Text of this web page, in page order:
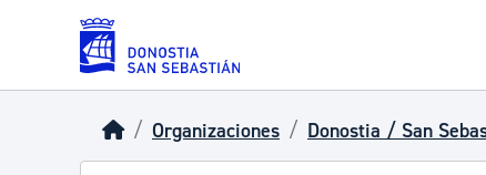
Skip to main content
Organizaciones Donostia / San